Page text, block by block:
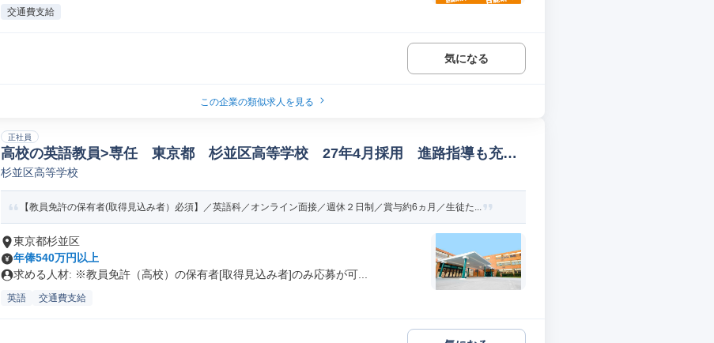
交通費支給
気になる
この企業の類似求人を見る
正社員
高校の英語教員>専任 東京都 杉並区高等学校 27年4月採用 進路指導も充実
の学校
杉並区高等学校
【教員免許の保有者(取得見込み者）必須】／英語科／オンライン面接／週休２日制／賞与約6ヵ月／生徒た...
東京都杉並区
年俸540万円以上
求める人材: ※教員免許（高校）の保有者[取得見込み者]のみ応募が可...
英語 交通費支給